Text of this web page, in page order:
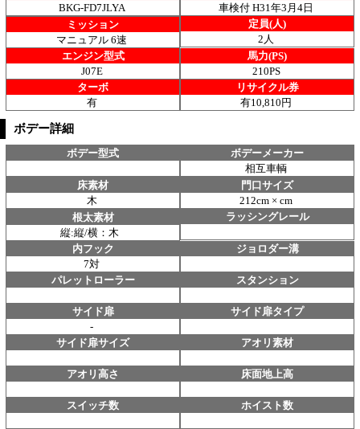
BKG-FD7JLYA
車検付 H31年3月4日
ミッション
マニュアル 6速
定員(人)
2人
エンジン型式
J07E
馬力(PS)
210PS
ターボ
有
リサイクル券
有10,810円
ボデー詳細
ボデー型式
ボデーメーカー
相互車輌
床素材
木
門口サイズ
212cm × cm
根太素材
縦:縦/横：木
ラッシングレール
内フック
7対
ジョロダー溝
パレットローラー スタンション
サイド扉
-
サイド扉タイプ
サイド扉サイズ アオリ素材
アオリ高さ 床面地上高
スイッチ数 ホイスト数